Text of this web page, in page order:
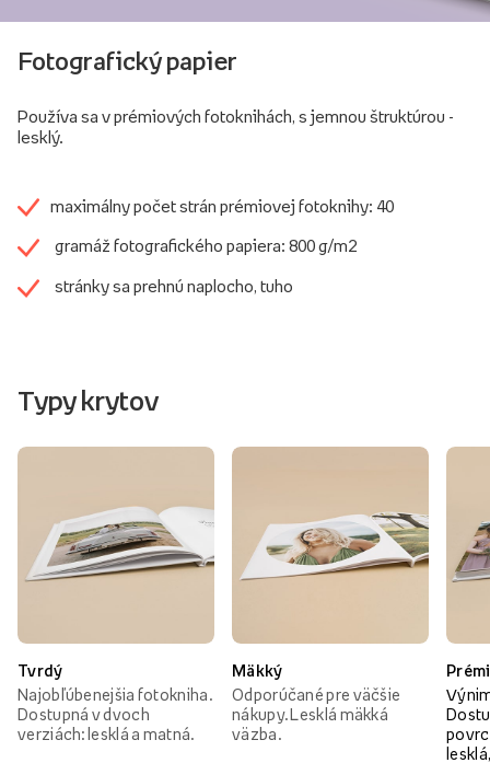
Fotografický papier
Používa sa v prémiových fotoknihách, s jemnou štruktúrou -
lesklý.
maximálny počet strán prémiovej fotoknihy: 40
gramáž fotografického papiera: 800 g/m2
stránky sa prehnú naplocho, tuho
Typy krytov
Tvrdý
Najobľúbenejšia fotokniha.
Dostupná v dvoch
verziách: lesklá a matná.
Mäkký
Odporúčané pre väčšie
nákupy. Lesklá mäkká
väzba.